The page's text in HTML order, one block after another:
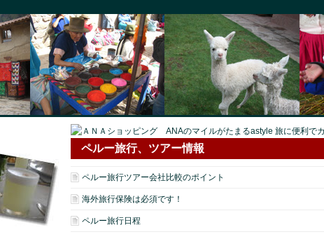
ペルー旅行、ツアー情報
ペルー旅行ツアー会社比較のポイント
海外旅行保険は必須です！
ペルー旅行日程